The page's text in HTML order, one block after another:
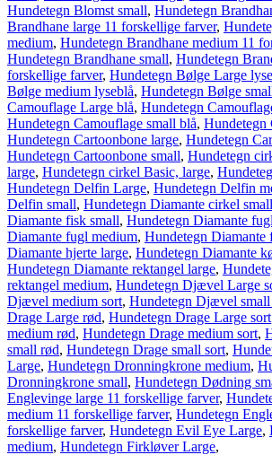
Hundetegn Blomst small, Hundetegn
Brandhane large 11 forskellige farver,
medium, Hundetegn Brandhane medium 11
Hundetegn Brandhane small, Hundetegn
forskellige farver, Hundetegn Bølge Large
Bølge medium lyseblå, Hundetegn Bølge
Camouflage Large blå, Hundetegn
Hundetegn Camouflage small blå, Hundetegn
Hundetegn Cartoonbone large, Hundetegn
Hundetegn Cartoonbone small, Hundetegn
large, Hundetegn cirkel Basic, large,
Hundetegn Delfin Large, Hundetegn Delfin
Delfin small, Hundetegn Diamante cirkel small
Diamante fisk small, Hundetegn Diamante
Diamante fugl medium, Hundetegn Diamante
Diamante hjerte large, Hundetegn Diamante
Hundetegn Diamante rektangel large,
rektangel medium, Hundetegn Djævel Large
Djævel medium sort, Hundetegn Djævel small
Drage Large rød, Hundetegn Drage Large sort
medium rød, Hundetegn Drage medium sort,
small rød, Hundetegn Drage small sort,
Large, Hundetegn Dronningkrone medium,
Dronningkrone small, Hundetegn Dødning
Englevinge large 11 forskellige farver,
medium 11 forskellige farver, Hundetegn
forskellige farver, Hundetegn Evil Eye Large,
medium, Hundetegn Firkløver Large,